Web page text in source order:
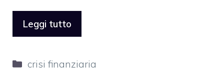
Leggi tutto
Categorie
crisi finanziaria